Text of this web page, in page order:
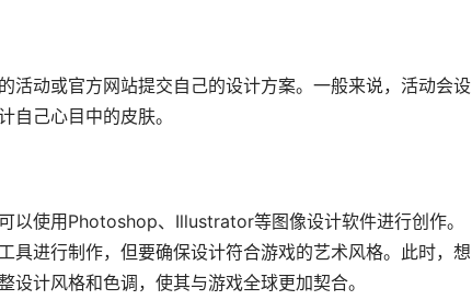
活动或官方网站提交自己的设计方案。一般来说，活动会设
自己心目中的皮肤。
以使用Photoshop、Illustrator等图像设计软件进行创作。
具进行制作，但要确保设计符合游戏的艺术风格。此时，想
计风格和色调，使其与游戏全球更加契合。